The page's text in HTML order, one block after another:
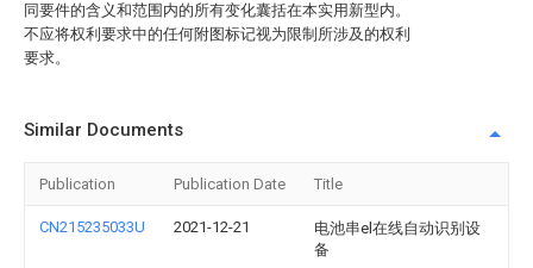
同要件的含义和范围内的所有变化囊括在本实用新型内。
不应将权利要求中的任何附图标记视为限制所涉及的权利
要求。
Similar Documents
Publication Publication Date Title
CN215235033U 2021-12-21
电池串el在线自动识别设
备